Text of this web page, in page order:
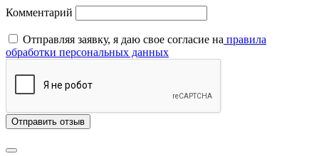
Комментарий
Отправляя заявку, я даю свое согласие на правила
обработки персональных данных
Отправить отзыв